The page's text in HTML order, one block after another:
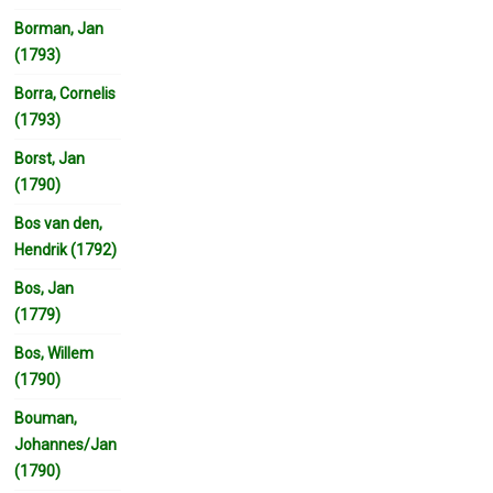
Borman, Jan
(1793)
Borra, Cornelis
(1793)
Borst, Jan
(1790)
Bos van den,
Hendrik (1792)
Bos, Jan
(1779)
Bos, Willem
(1790)
Bouman,
Johannes/Jan
(1790)